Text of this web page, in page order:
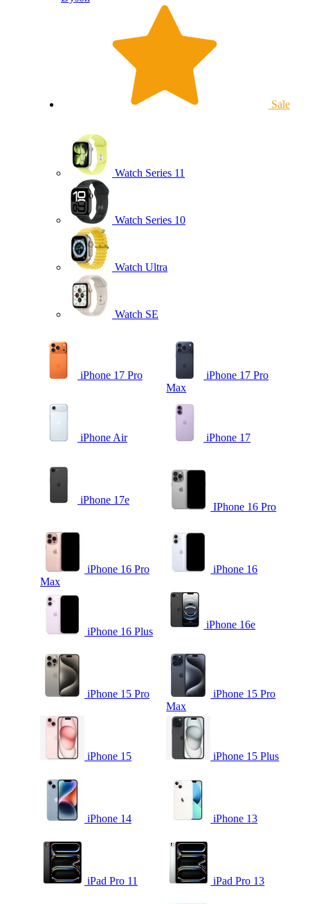
Sale
Watch Series 11
Watch Series 10
Watch Ultra
Watch SE
iPhone 17 Pro
iPhone 17 Pro
Max
iPhone Air iPhone 17
iPhone 17e
IPhone 16 Pro
iPhone 16 Pro
Max
iPhone 16
iPhone 16 Plus
iPhone 16e
iPhone 15 Pro
iPhone 15 Pro
Max
iPhone 15 iPhone 15 Plus
iPhone 14 iPhone 13
iPad Pro 11 iPad Pro 13